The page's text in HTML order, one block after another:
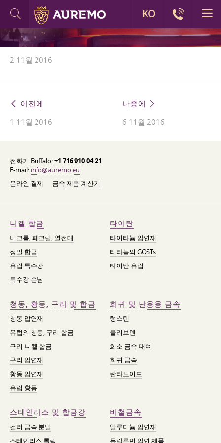
2 11월 2016
이전에
1 11월 2016
나중에
6 11월 2016
전화기 Buffalo:+1 716 910 04 21
E-mail: info@auremo.eu
온라인 결제
금속 제품 계산기
니켈 합금
니크롬, 페크랄, 열전대
정밀 합금
유럽 특수강
특수강 손님
타이탄
타이타늄 압연재
티타늄의 GOSTs
타이탄 유럽
청동, 황동, 구리 및 합금
청동 압연재
유럽의 청동, 구리 합금
구리-니켈 합금
구리 압연재
황동 압연재
유럽 황동
희귀 및 난용융 금속
텅스텐
몰리브덴
희소 금속 대여
희귀 금속
란타노이드
스테인리스 및 합금강
컬러 금속 분말
스테인리스 롤링
비철금속
알루미늄 압연재
듀랄루민 압연 제품
KO